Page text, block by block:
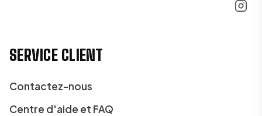
SERVICE CLIENT
Contactez-nous
Centre d'aide et FAQ